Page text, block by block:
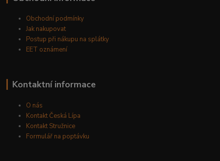
Obchodní podmínky
Jak nakupovat
Postup při nákupu na splátky
EET oznámení
Kontaktní informace
O nás
Kontakt Česká Lípa
Kontakt Stružnice
Formulář na poptávku